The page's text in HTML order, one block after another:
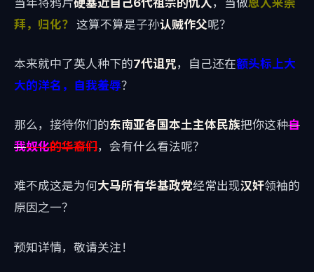
拜，归化？ 这算不算是子孙认贼作父呢？
本来就中了英人种下的7代诅咒，自己还在额头标上大
大的洋名，自我羞辱？
那么，接待你们的东南亚各国本土主体民族把你这种自
我奴化的华裔们，会有什么看法呢？
难不成这是为何大马所有华基政党经常出现汉奸领袖的
原因之一？
预知详情，敬请关注！